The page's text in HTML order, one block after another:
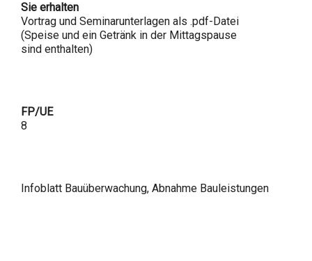
Sie erhalten
Vortrag und Seminarunterlagen als .pdf-Datei
(Speise und ein Getränk in der Mittagspause
sind enthalten)
FP/UE
8
Infoblatt Bauüberwachung, Abnahme Bauleistungen